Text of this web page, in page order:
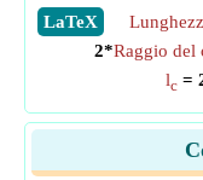
​LaTeX
2*Raggio del
lc=